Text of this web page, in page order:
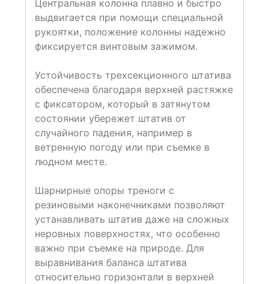
Центральная колонна плавно и быстро
выдвигается при помощи специальной
рукоятки, положение колонны надежно
фиксируется винтовым зажимом.
Устойчивость трехсекционного штатива
обеспечена благодаря верхней растяжке
с фиксатором, который в затянутом
состоянии убережет штатив от
случайного падения, например в
ветренную погоду или при съемке в
людном месте.
Шарнирные опоры треноги с
резиновыми наконечниками позволяют
устанавливать штатив даже на сложных
неровных поверхностях, что особенно
важно при съемке на природе. Для
выравнивания баланса штатива
относительно горизонтали в верхней